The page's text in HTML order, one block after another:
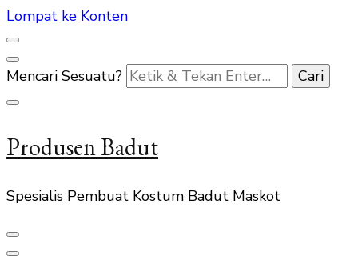
Lompat ke Konten
Mencari Sesuatu?
Produsen Badut
Spesialis Pembuat Kostum Badut Maskot